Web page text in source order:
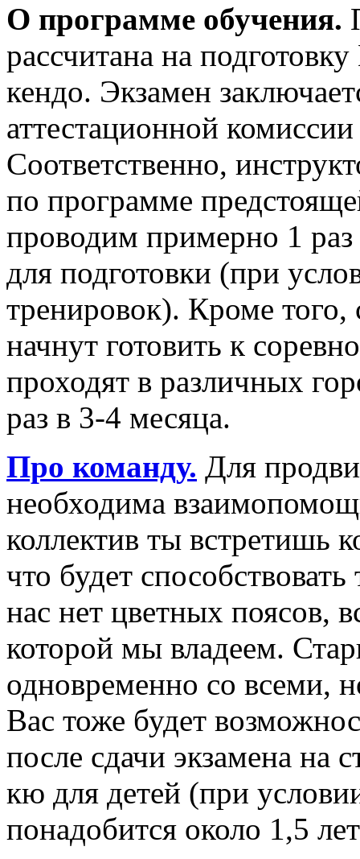
О программе обучения.
рассчитана на
кендо. Экзамен
аттестационной
Соответственно,
по программе
проводим примерно 1 раз
для подготовки (при
тренировок). Кроме того,
начнут готовить к
проходят в различных
раз в 3-4 месяца.
Про команду. Для
необходима
коллектив ты встретишь
что будет
нас нет цветных поясов,
которой мы владеем.
одновременно со всеми,
Вас тоже будет
после сдачи экзамена на
кю для детей (при
понадобится около 1,5